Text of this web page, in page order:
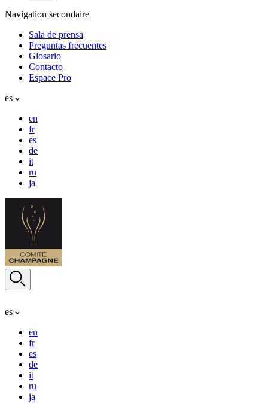
Navigation secondaire
Sala de prensa
Preguntas frecuentes
Glosario
Contacto
Espace Pro
es
en
fr
es
de
it
ru
ja
es
en
fr
es
de
it
ru
ja